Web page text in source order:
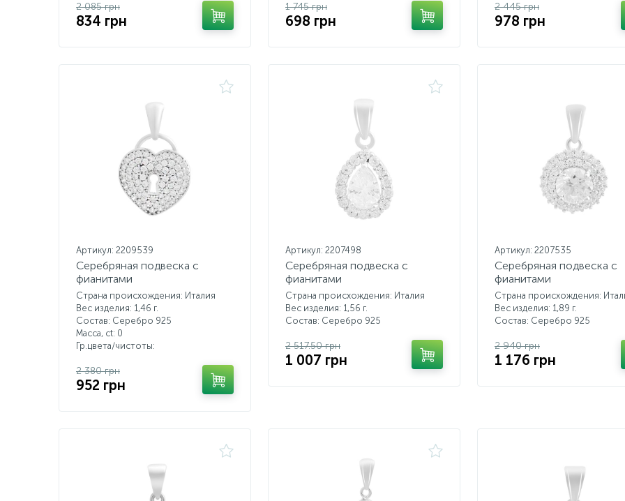
2 085 грн
834 грн
1 745 грн
698 грн
2 445 грн
978 грн
Артикул: 2209539
Серебряная подвеска с
фианитами
Страна происхождения: Италия
Вес изделия: 1,46 г.
Состав: Серебро 925
Масса, ct: 0
Гр.цвета/чистоты:
2 380 грн
952 грн
Артикул: 2207498
Серебряная подвеска с
фианитами
Страна происхождения: Италия
Вес изделия: 1,56 г.
Состав: Серебро 925
2 517.50 грн
1 007 грн
Артикул: 2207535
Серебряная подвеска с
фианитами
Страна происхождения:
Вес изделия: 1,89 г.
Состав: Серебро 925
2 940 грн
1 176 грн